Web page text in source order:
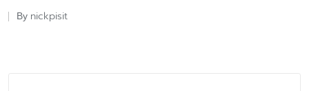
Posted
By nickpisit